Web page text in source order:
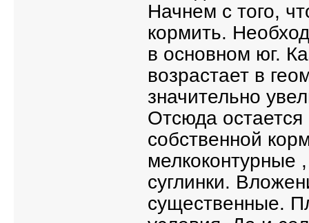
Начнем с того,
кормить.
в основном юг.
возрастает в
значительно
Отсюда остается
собственной
мелкоконтурные
суглинки.
существенные.